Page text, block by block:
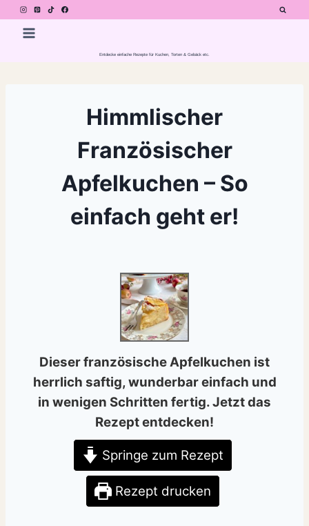
Zum
Inhalt
Entdecke einfache Rezepte für Kuchen, Torten & Gebäck etc.
Himmlischer
Französischer
Apfelkuchen – So
einfach geht er!
Dieser französische Apfelkuchen ist
herrlich saftig, wunderbar einfach und
in wenigen Schritten fertig. Jetzt das
Rezept entdecken!
Springe zum Rezept
Rezept drucken